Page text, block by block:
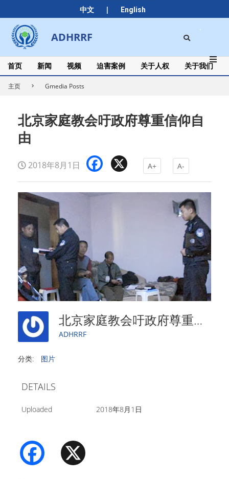
中文 | English
to
content
ADHRRF
Secondary
Navigation
Menu
首页 新闻 视频 迫害案例 关于人权 关于我们
主页 Gmedia Posts
北京家庭教会吁政府尊重信仰自
由
2018年8月1日 Facebook A+ A-
北京家庭教会吁政府尊重信仰自由
ADHRRF
分类: 图片
DETAILS
Uploaded 2018年8月1日
Facebook